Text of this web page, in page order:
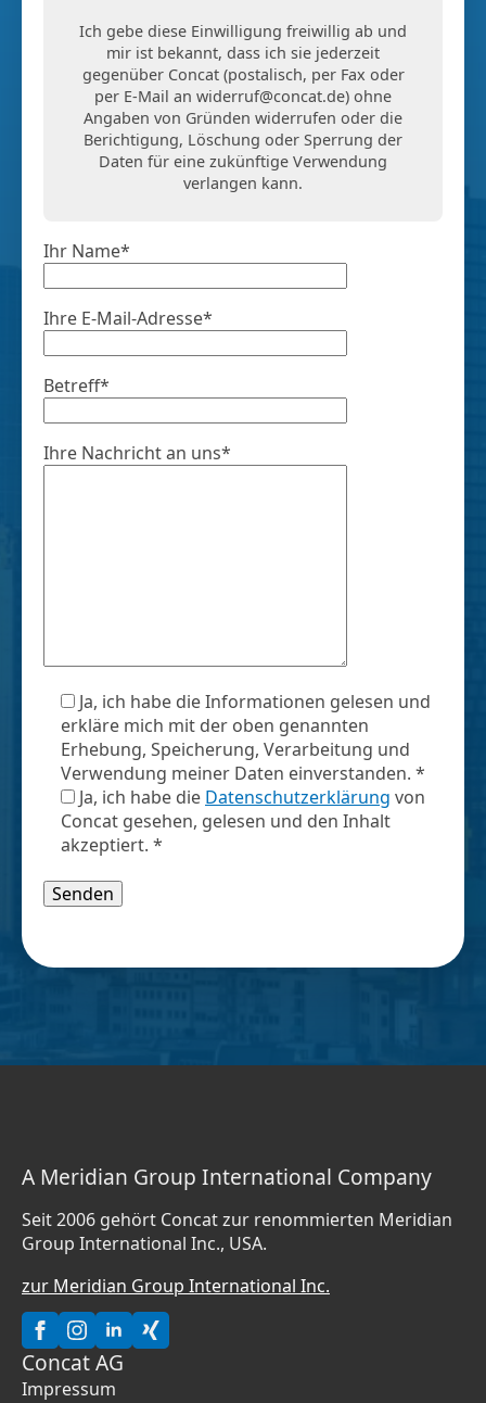
Ich gebe diese Einwilligung freiwillig ab und
mir ist bekannt, dass ich sie jederzeit
gegenüber Concat (postalisch, per Fax oder
per E-Mail an widerruf@concat.de) ohne
Angaben von Gründen widerrufen oder die
Berichtigung, Löschung oder Sperrung der
Daten für eine zukünftige Verwendung
verlangen kann.
Ihr Name*
Ihre E-Mail-Adresse*
Betreff*
Ihre Nachricht an uns*
Ja, ich habe die Informationen gelesen und
erkläre mich mit der oben genannten
Erhebung, Speicherung, Verarbeitung und
Verwendung meiner Daten einverstanden. *
Ja, ich habe die Datenschutzerklärung von
Concat gesehen, gelesen und den Inhalt
akzeptiert. *
A Meridian Group International Company
Seit 2006 gehört Concat zur renommierten Meridian
Group International Inc., USA.
zur Meridian Group International Inc.
Concat AG
Impressum